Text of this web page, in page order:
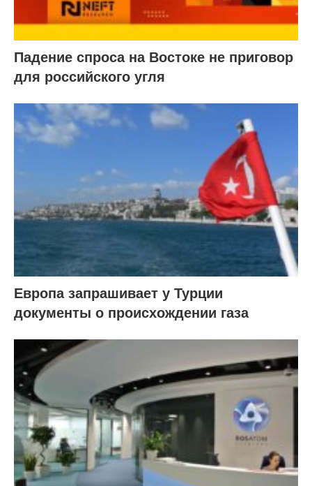
Падение спроса на Востоке не приговор
для российского угля
Европа запрашивает у Турции
документы о происхождении газа